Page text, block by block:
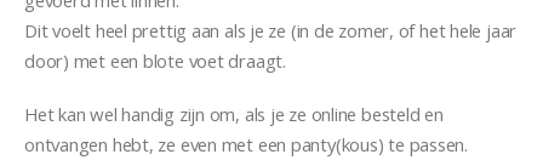
Dit voelt heel prettig aan als je ze (in de zomer, of het hele jaar
door) met een blote voet draagt.
Het kan wel handig zijn om, als je ze online besteld en
ontvangen hebt, ze even met een panty(kous) te passen.